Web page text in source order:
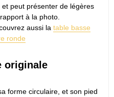
et peut présenter de légères
à la photo.
aussi la table basse
ronde
originale
forme circulaire, et son pied